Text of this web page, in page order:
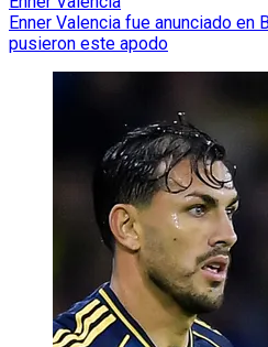
Enner Valencia fue anunciado en
pusieron este apodo